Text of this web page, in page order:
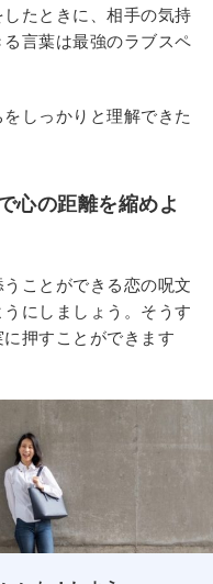
たときに、相手の気持
言葉は最強のラブスペ
しっかりと理解できた
心の距離を縮めよ
ことができる恋の呪文
にしましょう。そうす
押すことができます